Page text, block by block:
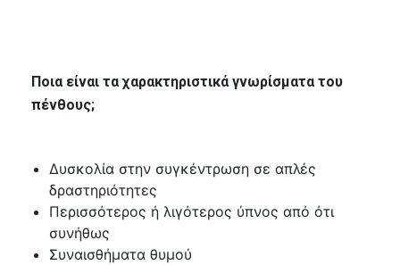
Ποια είναι τα χαρακτηριστικά γνωρίσματα του
πένθους;
Δυσκολία στην συγκέντρωση σε απλές
δραστηριότητες
Περισσότερος ή λιγότερος ύπνος από ότι
συνήθως
Συναισθήματα θυμού